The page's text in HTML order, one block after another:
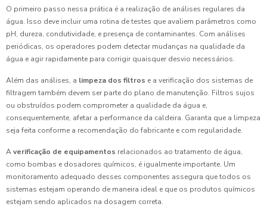
O primeiro passo nessa prática é a realização de análises regulares da
água. Isso deve incluir uma rotina de testes que avaliem parâmetros como
pH, dureza, condutividade, e presença de contaminantes. Com análises
periódicas, os operadores podem detectar mudanças na qualidade da
água e agir rapidamente para corrigir quaisquer desvio necessários.
Além das análises, a limpeza dos filtros e a verificação dos sistemas de
filtragem também devem ser parte do plano de manutenção. Filtros sujos
ou obstruídos podem comprometer a qualidade da água e,
consequentemente, afetar a performance da caldeira. Garanta que a limpeza
seja feita conforme a recomendação do fabricante e com regularidade.
Averificação de equipamentos relacionados ao tratamento de água,
como bombas e dosadores químicos, é igualmente importante. Um
monitoramento adequado desses componentes assegura que todos os
sistemas estejam operando de maneira ideal e que os produtos químicos
estejam sendo aplicados na dosagem correta.